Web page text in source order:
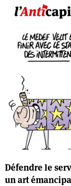
principal
Défendre le
un art